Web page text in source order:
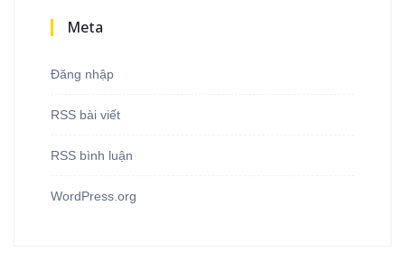
Meta
Đăng nhập
RSS bài viết
RSS bình luận
WordPress.org